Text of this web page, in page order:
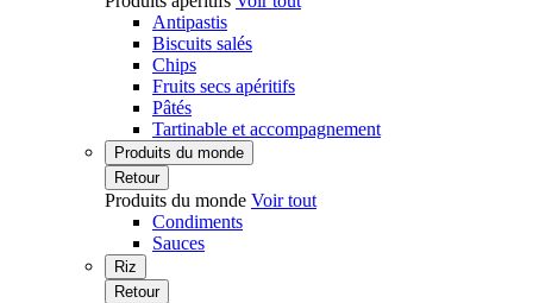
Antipastis
Biscuits salés
Chips
Fruits secs apéritifs
Pâtés
Tartinable et accompagnement
Produits du monde
Retour
Produits du monde Voir tout
Condiments
Sauces
Riz
Retour